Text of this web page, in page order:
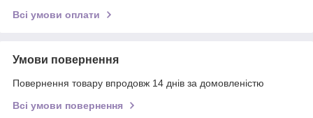
Всі умови оплати
Умови повернення
Повернення товару впродовж 14 днів за домовленістю
Всі умови повернення